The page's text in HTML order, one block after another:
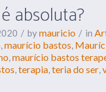
absoluta?
bymauricio in
,maurício bastos,
,maurício bastos
,terapia,teria do ser,